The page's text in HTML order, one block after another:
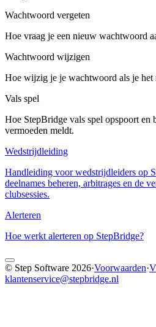
Wachtwoord vergeten
Hoe vraag je een nieuw wachtwoord
Wachtwoord wijzigen
Hoe wijzig je je wachtwoord als je het
Vals spel
Hoe StepBridge vals spel opspoort en
vermoeden meldt.
Wedstrijdleiding
Handleiding voor wedstrijdleiders op
deelnames beheren, arbitrages en de
clubsessies.
Alerteren
Hoe werkt alerteren op StepBridge?
© Step Software 2026·Voorwaarden·
klantenservice@stepbridge.nl